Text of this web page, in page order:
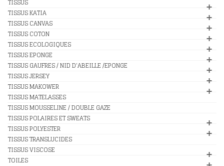
TISSUS
TISSUS KATIA
TISSUS CANVAS
TISSUS COTON
TISSUS ECOLOGIQUES
TISSUS EPONGE
TISSUS GAUFRES / NID D'ABEILLE /EPONGE
TISSUS JERSEY
TISSUS MAKOWER
TISSUS MATELASSES
TISSUS MOUSSELINE / DOUBLE GAZE
TISSUS POLAIRES ET SWEATS
TISSUS POLYESTER
TISSUS TRANSLUCIDES
TISSUS VISCOSE
TOILES